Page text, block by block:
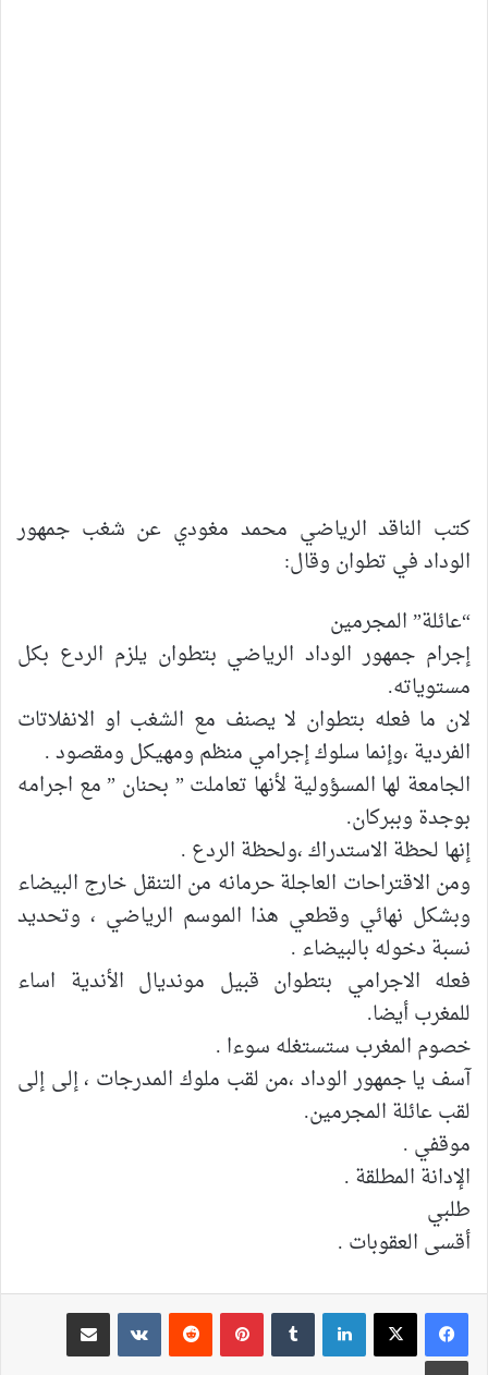
كتب الناقد الرياضي محمد مغودي عن شغب جمهور
الوداد في تطوان وقال:
“عائلة” المجرمين
إجرام جمهور الوداد الرياضي بتطوان يلزم الردع بكل
مستوياته.
لان ما فعله بتطوان لا يصنف مع الشغب او الانفلاتات
الفردية ،وإنما سلوك إجرامي منظم ومهيكل ومقصود .
الجامعة لها المسؤولية لأنها تعاملت ” بحنان ” مع اجرامه
بوجدة وببركان.
إنها لحظة الاستدراك ،ولحظة الردع .
ومن الاقتراحات العاجلة حرمانه من التنقل خارج البيضاء
وبشكل نهائي وقطعي هذا الموسم الرياضي ، وتحديد
نسبة دخوله بالبيضاء .
فعله الاجرامي بتطوان قبيل مونديال الأندية اساء
للمغرب أيضا.
خصوم المغرب ستستغله سوءا .
آسف يا جمهور الوداد ،من لقب ملوك المدرجات ، إلى إلى
لقب عائلة المجرمين.
موقفي .
الإدانة المطلقة .
طلبي
أقسى العقوبات .
لينكدإن بينتيريست
مشاركة عبر البريد
طباعة